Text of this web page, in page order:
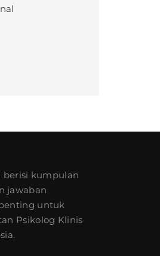
berisi kumpulan
jawaban
untuk
Psikolog Klinis